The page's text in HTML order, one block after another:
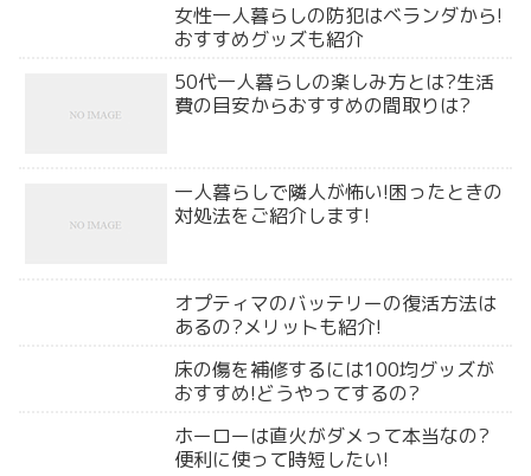
女性一人暮らしの防犯はベランダから!
おすすめグッズも紹介
50代一人暮らしの楽しみ方とは?生活
費の目安からおすすめの間取りは?
一人暮らしで隣人が怖い!困ったときの
対処法をご紹介します!
オプティマのバッテリーの復活方法は
あるの?メリットも紹介!
床の傷を補修するには100均グッズが
おすすめ!どうやってするの?
ホーローは直火がダメって本当なの?
便利に使って時短したい!